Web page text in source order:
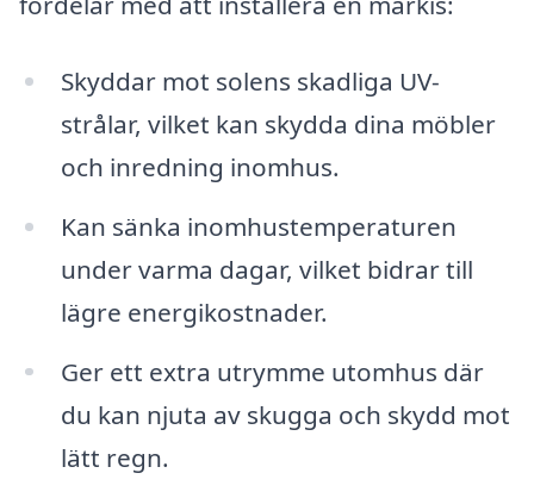
Skyddar mot solens skadliga UV-
strålar, vilket kan skydda dina möbler
och inredning inomhus.
Kan sänka inomhustemperaturen
under varma dagar, vilket bidrar till
lägre energikostnader.
Ger ett extra utrymme utomhus där
du kan njuta av skugga och skydd mot
lätt regn.